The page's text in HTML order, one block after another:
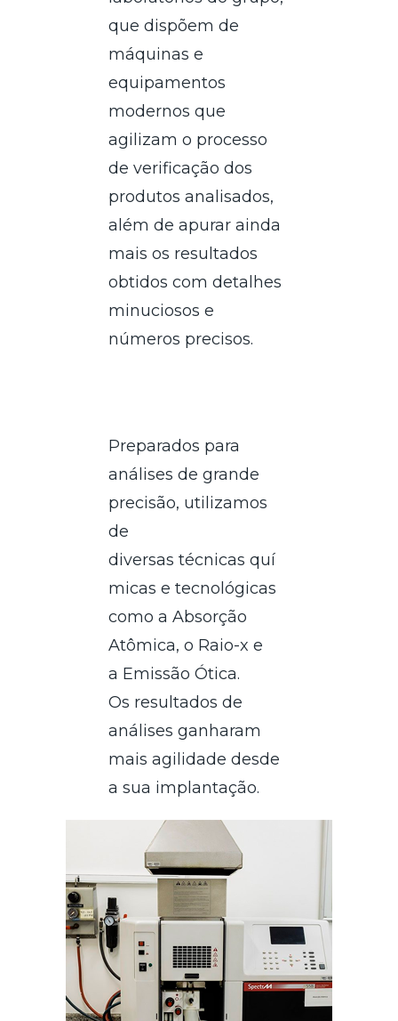
que dispõem de
máquinas e
equipamentos
modernos que
agilizam o processo
de verificação dos
produtos analisados,
além de apurar ainda
mais os resultados
obtidos com detalhes
minuciosos e
números precisos.
Preparados para
análises de grande
precisão, utilizamos
de
diversas técnicas quí
micas e tecnológicas
como a Absorção
Atômica, o Raio-x e
a Emissão Ótica.
Os resultados de
análises ganharam
mais agilidade desde
a sua implantação.